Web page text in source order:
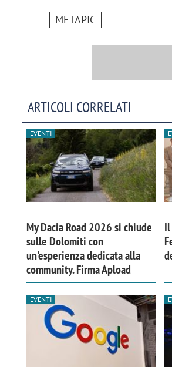
METAPIC
ARTICOLI CORRELATI
EVENTI
My Dacia Road 2026 si chiude
sulle Dolomiti con
un'esperienza dedicata alla
community. Firma Apload
EVENTI